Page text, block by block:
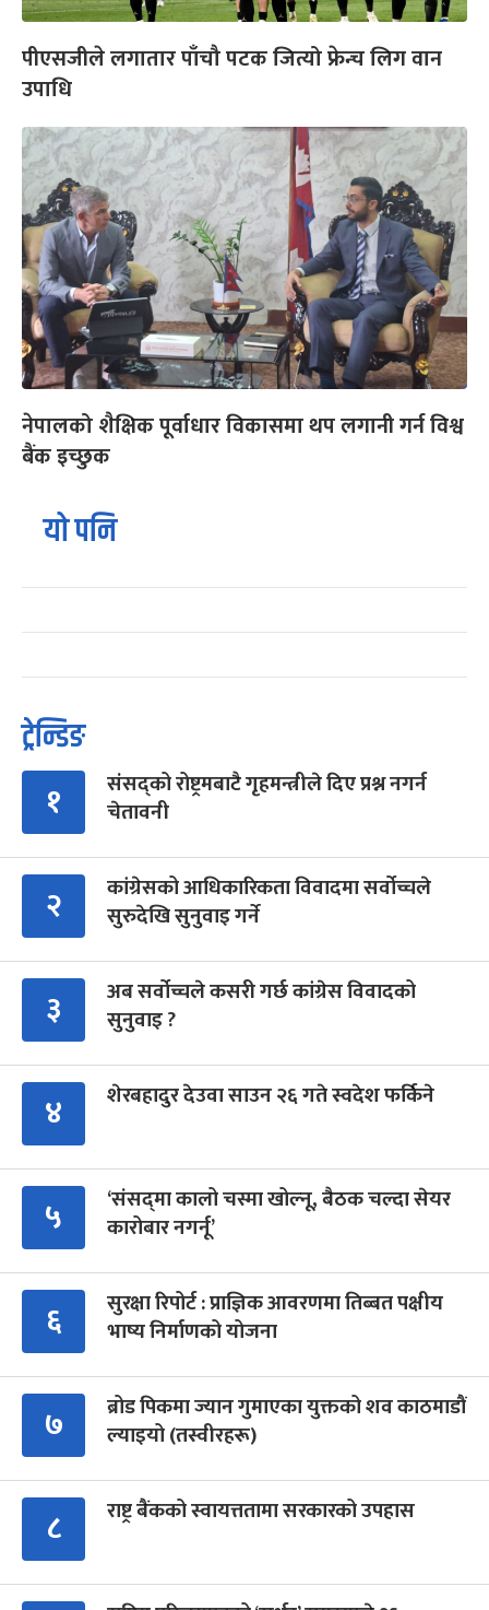
पीएसजीले लगातार पाँचौ पटक जित्यो फ्रेन्च लिग वान
उपाधि
नेपालको शैक्षिक पूर्वाधार विकासमा थप लगानी गर्न विश्व
बैंक इच्छुक
यो पनि
ट्रेन्डिङ
१
संसद्को रोष्ट्रमबाटै गृहमन्त्रीले दिए प्रश्न नगर्न
चेतावनी
२
कांग्रेसको आधिकारिकता विवादमा सर्वोच्चले
सुरुदेखि सुनुवाइ गर्ने
३
अब सर्वोच्चले कसरी गर्छ कांग्रेस विवादको
सुनुवाइ ?
४ शेरबहादुर देउवा साउन २६ गते स्वदेश फर्किने
५
‘संसद्‍मा कालो चस्मा खोल्नू, बैठक चल्दा सेयर
कारोबार नगर्नू’
६
सुरक्षा रिपोर्ट : प्राज्ञिक आवरणमा तिब्बत पक्षीय
भाष्य निर्माणको योजना
७
ब्रोड पिकमा ज्यान गुमाएका युक्तको शव काठमाडौं
ल्याइयो (तस्वीरहरू)
८ राष्ट्र बैंकको स्वायत्ततामा सरकारको उपहास